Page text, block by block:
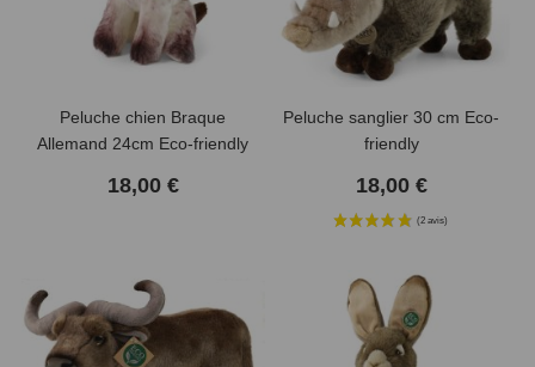
Peluche chien Braque
Allemand 24cm Eco-friendly
18,00 €
Peluche sanglier 30 cm Eco-
friendly
18,00 €